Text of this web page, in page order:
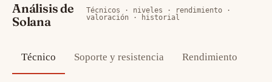
Análisis de
Solana
Técnicos · niveles · rendimiento ·
valoración · historial
Técnico Soporte y resistencia Rendimiento